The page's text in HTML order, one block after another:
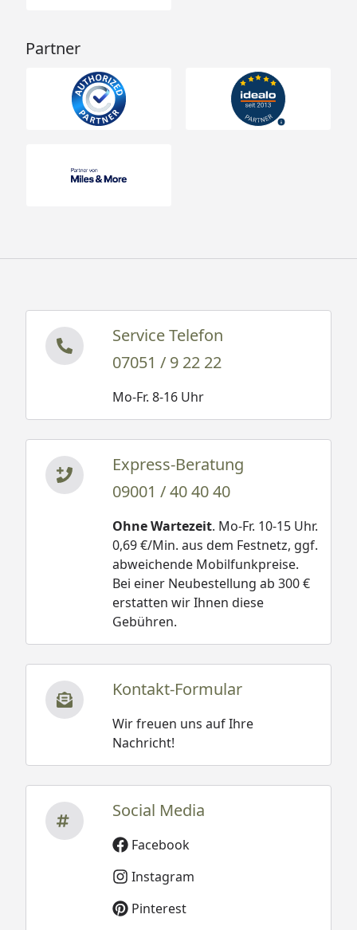
Sämtliche Modelle werden naturbelassen, ohne
Dekorationsmaterial und solange nicht anders
angegeben, ohne Dacheindeckung geliefert.
Partner
Service Telefon
07051 / 9 22 22
Mo-Fr. 8-16 Uhr
Express-Beratung
09001 / 40 40 40
Ohne Wartezeit. Mo-Fr. 10-15 Uhr.
0,69 €/Min. aus dem Festnetz, ggf.
abweichende Mobilfunkpreise.
Bei einer Neubestellung ab 300 €
erstatten wir Ihnen diese
Gebühren.
Kontakt-Formular
Wir freuen uns auf Ihre
Nachricht!
Social Media
Facebook
Instagram
Pinterest